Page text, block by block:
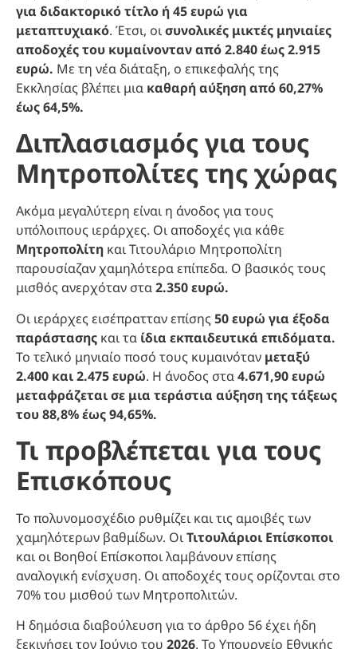
για διδακτορικό τίτλο ή 45 ευρώ για
μεταπτυχιακό. Έτσι, οισυνολικές μικτές μηνιαίες
αποδοχές του κυμαίνονταν από 2.840 έως 2.915
ευρώ. Με τη νέα διάταξη, ο επικεφαλής της
Εκκλησίας βλέπει μια καθαρή αύξηση από 60,27%
έως 64,5%.
Διπλασιασμός για τους
Μητροπολίτες της χώρας
Ακόμα μεγαλύτερη είναι η άνοδος για τους
υπόλοιπους ιεράρχες. Οι αποδοχές για κάθε
Μητροπολίτη και Τιτουλάριο Μητροπολίτη
παρουσίαζαν χαμηλότερα επίπεδα. Ο βασικός τους
μισθός ανερχόταν στα2.350 ευρώ.
Οι ιεράρχες εισέπρατταν επίσης 50 ευρώ για έξοδα
παράστασης και τα ίδια εκπαιδευτικά επιδόματα.
Το τελικό μηνιαίο ποσό τους κυμαινόταν μεταξύ
2.400 και 2.475 ευρώ. Η άνοδος στα4.671,90 ευρώ
μεταφράζεται σε μια τεράστια αύξηση της τάξεως
του 88,8% έως 94,65%.
Τι προβλέπεται για τους
Επισκόπους
Το πολυνομοσχέδιο ρυθμίζει και τις αμοιβές των
χαμηλότερων βαθμίδων. ΟιΤιτουλάριοι Επίσκοποι
και οι Βοηθοί Επίσκοποι λαμβάνουν επίσης
αναλογική ενίσχυση. Οι αποδοχές τους ορίζονται στο
70% του μισθού των Μητροπολιτών.
Η δημόσια διαβούλευση για το άρθρο 56 έχει ήδη
ξεκινήσει τον Ιούνιο του 2026. Το Υπουργείο Εθνικής